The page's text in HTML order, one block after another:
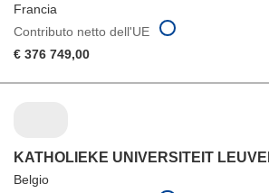
Francia
Contributo netto dell'UE
€ 376 749,00
KATHOLIEKE UNIVERSITEIT
Belgio